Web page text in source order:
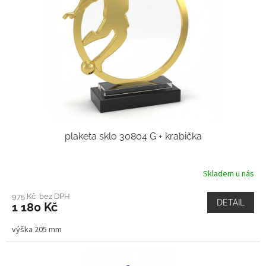
plaketa sklo 30804 G + krabička
Skladem u nás
975 Kč bez DPH
1 180 Kč DETAIL
výška 205 mm